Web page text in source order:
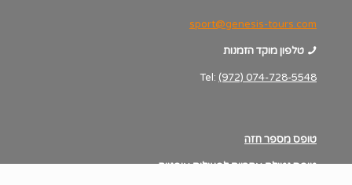
sport@genesis-tours.com
טלפון מוקד הזמנות
Tel: (972) 074-728-5548
טופס מספר חזה
טופס נטילת אחריות לפעילות אופניים